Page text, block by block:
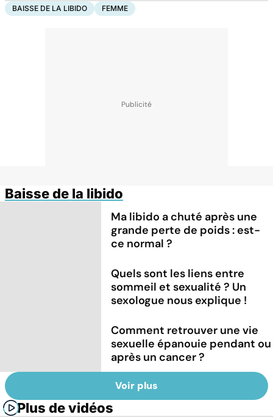
BAISSE DE LA LIBIDO FEMME
Baisse de la libido
Ma libido a chuté après une
grande perte de poids : est-
ce normal ?
Quels sont les liens entre
sommeil et sexualité ? Un
sexologue nous explique !
Comment retrouver une vie
sexuelle épanouie pendant ou
après un cancer ?
Voir plus
Plus de vidéos